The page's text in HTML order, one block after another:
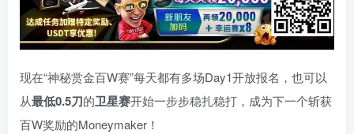
现在“神秘赏金百W赛”每天都有多场Day1开放报名，也可以
从最低0.5刀的卫星赛开始一步步稳扎稳打，成为下一个斩获
百W奖励的Moneymaker！